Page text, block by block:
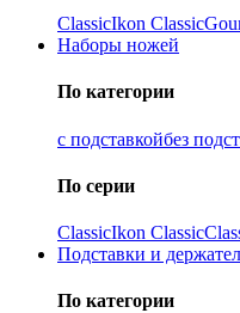
ClassicIkon Classiс
Наборы ножей
По категории
с подставкойбез
По серии
ClassicIkon Classiс
Подставки и
По категории